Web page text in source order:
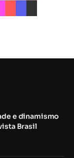
e dinamismo
Brasil